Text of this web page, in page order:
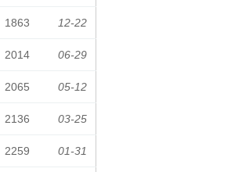
1863 12-22
2014 06-29
2065 05-12
2136 03-25
2259 01-31